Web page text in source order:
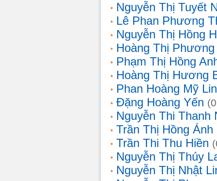
Nguyễn Thị Tuyết
Lê Phan Phương
Nguyễn Thị Hồng
Hoàng Thị Phương
Phạm Thị Hồng
Hoàng Thị Hương
Phan Hoàng Mỹ
Đặng Hoàng Yến
Nguyễn Thi Thanh
Trần Thị Hồng Ánh
Trần Thi Thu Hiền
Nguyễn Thị Thúy
Nguyễn Thị Nhật